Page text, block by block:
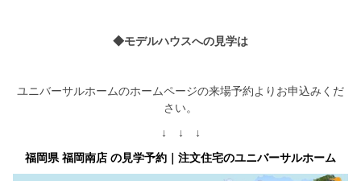
◆モデルハウスへの見学は
ユニバーサルホームのホームページの来場予約よりお申込みくだ
さい。
↓ ↓ ↓
福岡県 福岡南店 の見学予約｜注文住宅のユニバーサルホーム